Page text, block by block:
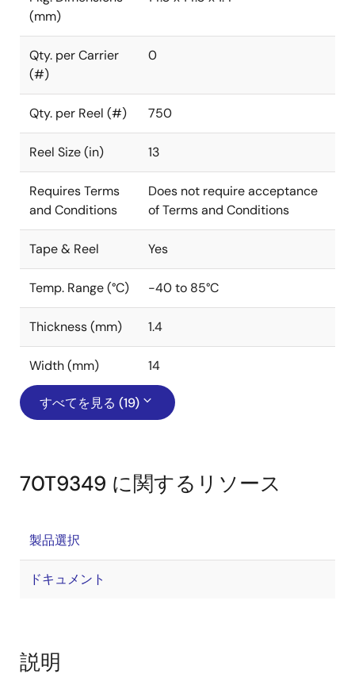
(mm)
Qty. per Carrier
(#)
0
Qty. per Reel (#) 750
Reel Size (in) 13
Requires Terms
and Conditions
Does not require acceptance
of Terms and Conditions
Tape & Reel Yes
Temp. Range (°C) -40 to 85°C
Thickness (mm) 1.4
Width (mm) 14
すべてを見る (19)
70T9349 に関するリソース
製品選択
ドキュメント
説明